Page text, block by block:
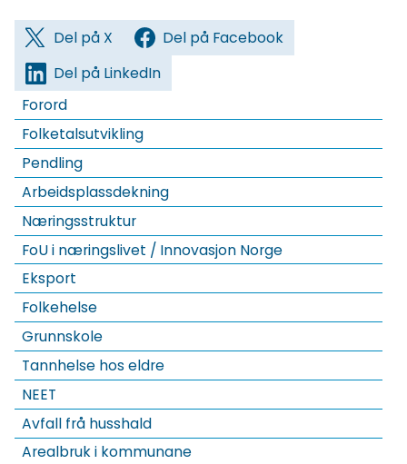
Del på X
Del på Facebook
Del på LinkedIn
Forord
Folketalsutvikling
Pendling
Arbeidsplassdekning
Næringsstruktur
FoU i næringslivet / Innovasjon Norge
Eksport
Folkehelse
Grunnskole
Tannhelse hos eldre
NEET
Avfall frå husshald
Arealbruk i kommunane